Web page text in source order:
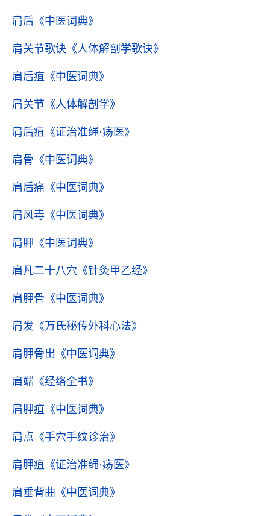
肩后 《中医词典》
肩关节歌诀 《人体解剖学歌诀》
肩后疽 《中医词典》
肩关节 《人体解剖学》
肩后疽 《证治准绳·疡医》
肩骨 《中医词典》
肩后痛 《中医词典》
肩风毒 《中医词典》
肩胛 《中医词典》
肩凡二十八穴 《针灸甲乙经》
肩胛骨 《中医词典》
肩发 《万氏秘传外科心法》
肩胛骨出 《中医词典》
肩端 《经络全书》
肩胛疽 《中医词典》
肩点 《手穴手纹诊治》
肩胛疽 《证治准绳·疡医》
肩垂背曲 《中医词典》